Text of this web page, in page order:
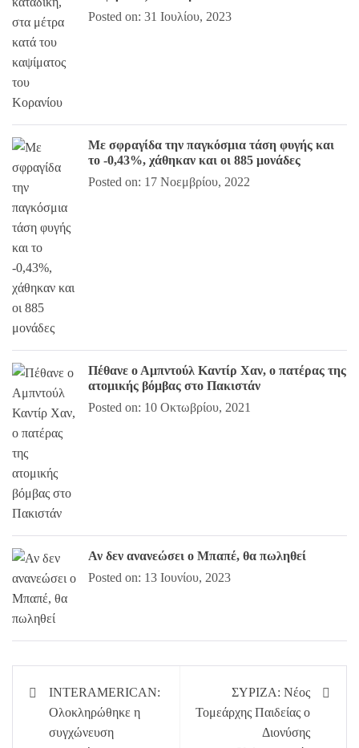
Posted on: 31 Ιουλίου, 2023
Με σφραγίδα την παγκόσμια τάση φυγής και
το -0,43%, χάθηκαν και οι 885 μονάδες
Posted on: 17 Νοεμβρίου, 2022
Πέθανε ο Αμπντούλ Καντίρ Χαν, ο πατέρας της
ατομικής βόμβας στο Πακιστάν
Posted on: 10 Οκτωβρίου, 2021
Αν δεν ανανεώσει ο Μπαπέ, θα πωληθεί
Posted on: 13 Ιουνίου, 2023
Πλοήγηση
άρθρων
INTERAMERICAN:
Ολοκληρώθηκε η
συγχώνευση
ΣΥΡΙΖΑ: Νέος
Τομεάρχης Παιδείας ο
Διονύσης